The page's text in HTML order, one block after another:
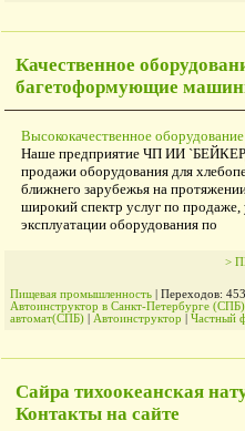
Качественное
багетоформующие
Высококачественное
Наше предприятие ЧП ИИ
продажи оборудования для
ближнего зарубежья на
широкий спектр услуг по
эксплуатации оборудования по
>
Пищевая промышленность| Переходов:
Автоинструктор в Санкт-Петербурге
автомат(СПБ)
Автоинструктор Частный
Сайра тихоокеанская
Контакты на сайте